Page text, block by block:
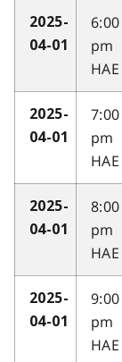
2025-
04-01
6:00
pm
HAE
2025-
04-01
7:00
pm
HAE
2025-
04-01
8:00
pm
HAE
2025-
04-01
9:00
pm
HAE